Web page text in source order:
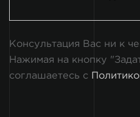
Консультация Вас ни к
Нажимая на кнопку
соглашаетесь с